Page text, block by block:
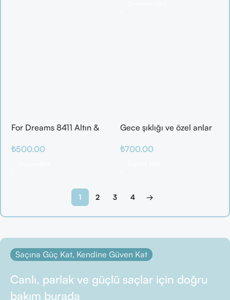
For Dreams 8411 Altın &
Takımı
₺500.00
Gece şıklığı ve özel anlar
₺700.00
1 2 3 4 →
Saçına Güç Kat, Kendine Güven Kat
Canlı, parlak ve güçlü saçlar için doğru
bakım burada